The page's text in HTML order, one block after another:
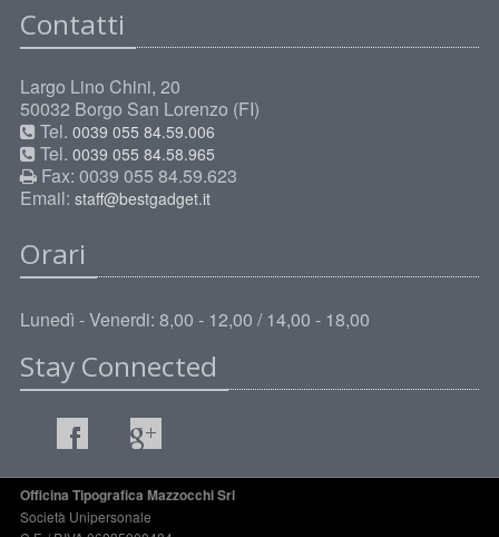
Contatti
Largo Lino Chini, 20
50032 Borgo San Lorenzo (FI)
Tel. 0039 055 84.59.006
Tel. 0039 055 84.58.965
Fax: 0039 055 84.59.623
Email: staff@bestgadget.it
Orari
Lunedì - Venerdi: 8,00 - 12,00 / 14,00 - 18,00
Stay Connected
Officina Tipografica Mazzocchi Srl
Società Unipersonale